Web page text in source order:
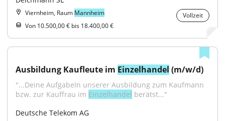
Viernheim, Raum Mannheim
Vollzeit
Von 10.500,00 € bis 18.400,00 €
Ausbildung Kaufleute im Einzelhandel (m/w/d)
"...Deine AufgabeIn unserer Ausbildung zum Kaufmann
bzw. zur Kauffrau im Einzelhandel berätst..."
Deutsche Telekom AG